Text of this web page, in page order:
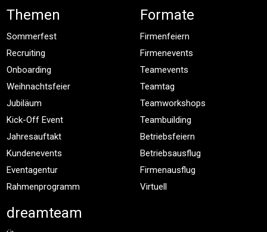
Themen
Sommerfest
Recruiting
Onboarding
Weihnachtsfeier
Jubiläum
Kick-Off Event
Jahresauftakt
Kundenevents
Eventagentur
Rahmenprogramm
Formate
Firmenfeiern
Firmenevents
Teamevents
Teamtag
Teamworkshops
Teambuilding
Betriebsfeiern
Betriebsausflug
Firmenausflug
Virtuell
dreamteam